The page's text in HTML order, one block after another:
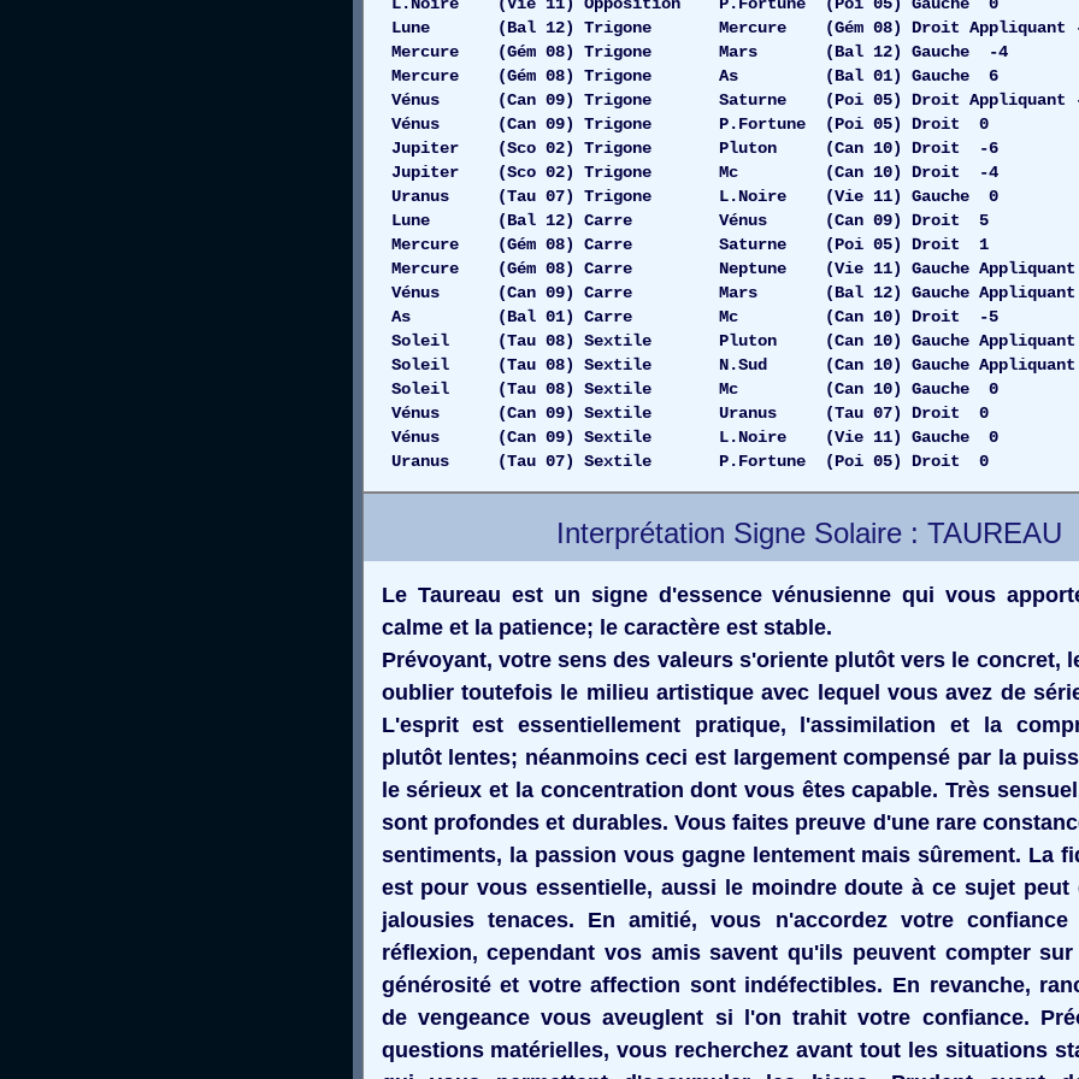
Lune (Bal 12) Trigone Mercure (Gém 08) Droit Appliquant
Mercure (Gém 08) Trigone Mars (Bal 12) Gauche -4
Mercure (Gém 08) Trigone As (Bal 01) Gauche 6
Vénus (Can 09) Trigone Saturne (Poi 05) Droit Appliquant
Vénus (Can 09) Trigone P.Fortune (Poi 05) Droit 0
Jupiter (Sco 02) Trigone Pluton (Can 10) Droit -6
Jupiter (Sco 02) Trigone Mc (Can 10) Droit -4
Uranus (Tau 07) Trigone L.Noire (Vie 11) Gauche 0
Lune (Bal 12) Carre Vénus (Can 09) Droit 5
Mercure (Gém 08) Carre Saturne (Poi 05) Droit 1
Mercure (Gém 08) Carre Neptune (Vie 11) Gauche Appliquant
Vénus (Can 09) Carre Mars (Bal 12) Gauche Appliquant
As (Bal 01) Carre Mc (Can 10) Droit -5
Soleil (Tau 08) Sextile Pluton (Can 10) Gauche Appliquant
Soleil (Tau 08) Sextile N.Sud (Can 10) Gauche Appliquant
Soleil (Tau 08) Sextile Mc (Can 10) Gauche 0
Vénus (Can 09) Sextile Uranus (Tau 07) Droit 0
Vénus (Can 09) Sextile L.Noire (Vie 11) Gauche 0
Uranus (Tau 07) Sextile P.Fortune (Poi 05) Droit 0
Interprétation Signe Solaire : TAUREAU
Le Taureau est un signe d'essence vénusienne qui vous
calme et la patience; le caractère est stable.
Prévoyant, votre sens des valeurs s'oriente plutôt vers le concret,
oublier toutefois le milieu artistique avec lequel vous avez de
L'esprit est essentiellement pratique, l'assimilation et la
plutôt lentes; néanmoins ceci est largement compensé par la
le sérieux et la concentration dont vous êtes capable. Très
sont profondes et durables. Vous faites preuve d'une rare
sentiments, la passion vous gagne lentement mais sûrement. La
est pour vous essentielle, aussi le moindre doute à ce sujet peut
jalousies tenaces. En amitié, vous n'accordez votre confiance
réflexion, cependant vos amis savent qu'ils peuvent compter
générosité et votre affection sont indéfectibles. En revanche,
de vengeance vous aveuglent si l'on trahit votre confiance.
questions matérielles, vous recherchez avant tout les situations